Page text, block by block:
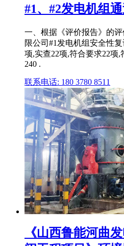
#1、#2发电机组
一、根据《评价报告》的
限公司#1发电机组安全性
项,实查22项,符合要求22项
240 .
联系电话: 180 3780 8511
《山西鲁能河曲